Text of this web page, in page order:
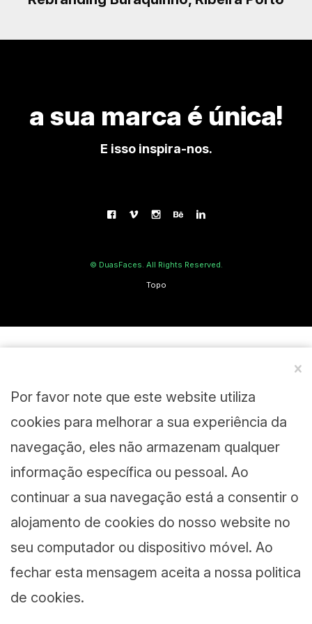
a sua marca é única!
E isso inspira-nos.
© DuasFaces. All Rights Reserved.
Topo
Por favor note que este website utiliza
cookies para melhorar a sua experiência da
navegação, eles não armazenam qualquer
informação específica ou pessoal. Ao
continuar a sua navegação está a consentir o
alojamento de cookies do nosso website no
seu computador ou dispositivo móvel. Ao
fechar esta mensagem aceita a nossa politica
de cookies.